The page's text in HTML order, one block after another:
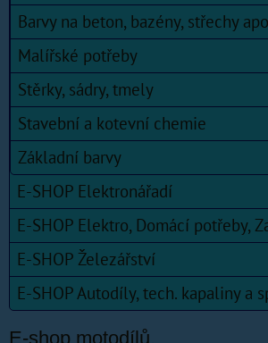
Barvy na beton, bazény, střechy
Malířské potřeby
Stěrky, sádry, tmely
Stavební a kotevní chemie
Základní barvy
E-SHOP Elektronářadí
E-SHOP Elektro, Domácí potřeby,
E-SHOP Železářství
E-SHOP Autodíly, tech. kapaliny a
E-shop motodílů.